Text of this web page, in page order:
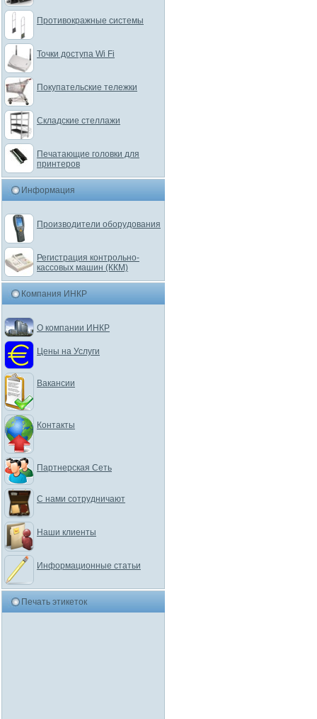
Противокражные системы
Точки доступа Wi Fi
Покупательские тележки
Складские стеллажи
Печатающие головки для
принтеров
Информация
Производители оборудования
Регистрация контрольно-
кассовых машин (ККМ)
Компания ИНКР
О компании ИНКР
Цены на Услуги
Вакансии
Контакты
Партнерская Сеть
С нами сотрудничают
Наши клиенты
Информационные статьи
Печать этикеток